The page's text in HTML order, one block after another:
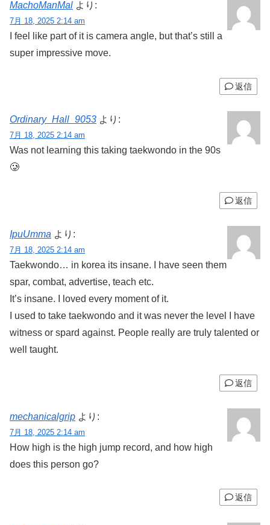
MachoManMal より:
7月 18, 2025 2:14 am
I feel like part of it is camera angle, but that’s still a
super impressive move.
返信
Ordinary_Hall_9053 より:
7月 18, 2025 2:14 am
Was not learning this taking taekwondo in the 90s
🥲
返信
IpuUmma より:
7月 18, 2025 2:14 am
Taekwondo… in korea its insane. I have seen them
spar, combat, advertise, teach etc.
It’s insane. I loved every moment of it.
I used to take taekwondo and it was never the level I have
witness or spard against. People really are truly talented or
well taught.
返信
mechanicalgrip より:
7月 18, 2025 2:14 am
How high is the high jump record, and how high
does this person go?
返信